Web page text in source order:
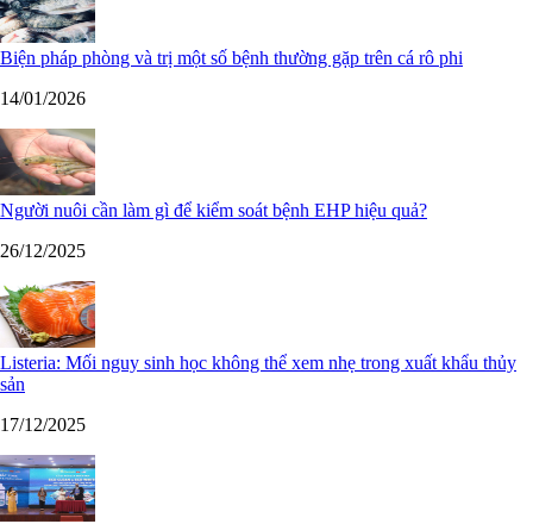
Biện pháp phòng và trị một số bệnh thường gặp trên cá rô phi
14/01/2026
Người nuôi cần làm gì để kiểm soát bệnh EHP hiệu quả?
26/12/2025
Listeria: Mối nguy sinh học không thể xem nhẹ trong xuất khẩu thủy
sản
17/12/2025